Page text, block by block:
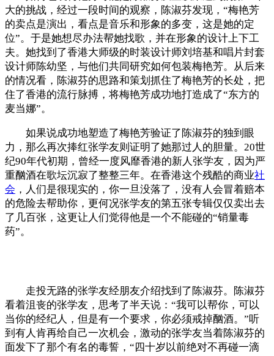
大的挑战，经过一段时间的观察，陈淑芬发现，“梅艳芳
的卖点是演出，看点是音乐和形象的多变，这是她的定
位”。于是她想尽办法帮她找歌，并在形象的设计上下工
夫。她找到了香港大师级的时装设计师刘培基和唱片封套
设计师陈幼坚，与他们共同研究如何包装梅艳芳。从后来
的情况看，陈淑芬的思路和策划抓住了梅艳芳的长处，把
住了香港的流行脉搏，将梅艳芳成功地打造成了“东方的
麦当娜”。
如果说成功地塑造了梅艳芳验证了陈淑芬的独到眼
力，那么再次捧红张学友则证明了她那过人的胆量。20世
纪90年代初期，曾经一度风靡香港的新人张学友，因为严
重酗酒在歌坛沉寂了整整三年。在香港这个残酷的商业社
会 ，人们是很现实的，你一旦没落了，没有人会冒着赔本
的危险去帮助你，更何况张学友的第五张专辑仅仅卖出去
了几百张，这更让人们觉得他是一个不能碰的“销量毒
药”。
走投无路的张学友经朋友介绍找到了陈淑芬。陈淑芬
看着沮丧的张学友，思考了半天说：“我可以帮你，可以
当你的经纪人，但是有一个要求，你必须戒掉酗酒。”听
到有人肯再给自己一次机会，激动的张学友当着陈淑芬的
面发下了那个有名的毒誓，“四十岁以前绝对不再碰一滴